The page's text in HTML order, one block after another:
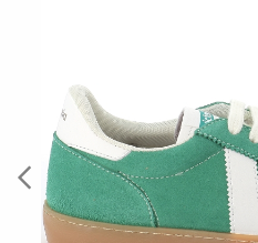
Previous